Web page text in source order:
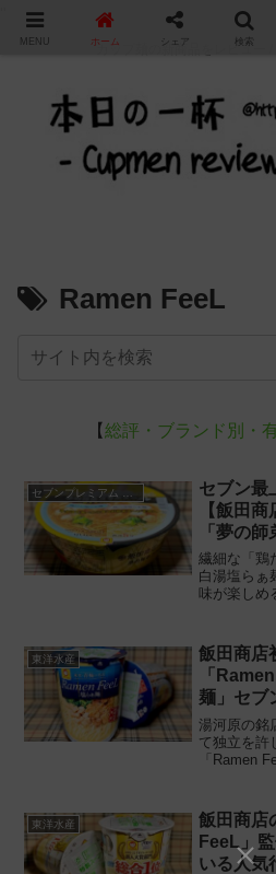
カップ麺の新商品をレビュー /
Ramen FeeL
【総評・ブランド別・
セブンプレミアム ゴールド
セブン最
【飯田
「夢の
現！
繊細な「鶏
白湯塩らぁ
味が楽しめ
×Ramen
を食べてみ
す。
東洋水産
飯田商店
「
麺」セブ
湯河原の銘
て独立を許
「Ramen
「Ramen
食べてみた
東洋水産
飯田商店
FeeL」
いる人気
MENU ホーム シェア 検索